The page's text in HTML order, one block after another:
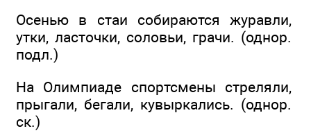
Осенью в стаи собираются журавли,
утки, ласточки, соловьи, грачи. (однор.
подл.)
На Олимпиаде спортсмены стреляли,
прыгали, бегали, кувыркались. (однор.
ск.)